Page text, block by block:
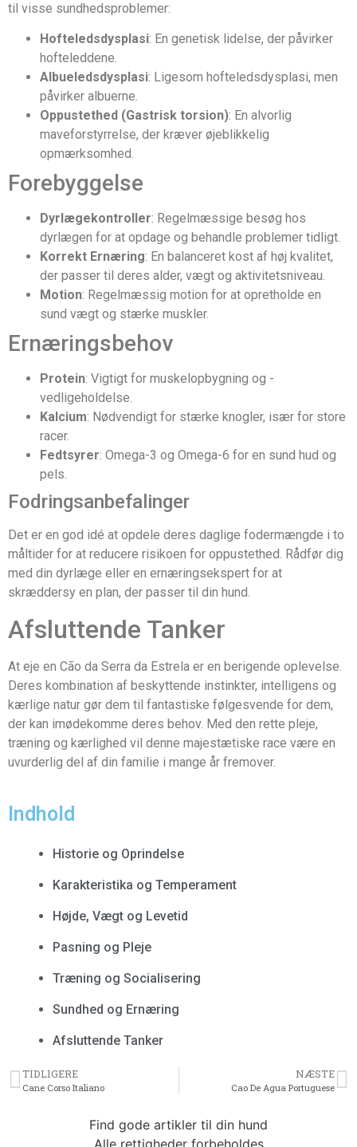
til visse sundhedsproblemer:
Hofteledsdysplasi: En genetisk lidelse, der påvirker
hofteleddene.
Albueledsdysplasi: Ligesom hofteledsdysplasi, men
påvirker albuerne.
Oppustethed (Gastrisk torsion): En alvorlig
maveforstyrrelse, der kræver øjeblikkelig
opmærksomhed.
Forebyggelse
Dyrlægekontroller: Regelmæssige besøg hos
dyrlægen for at opdage og behandle problemer tidligt.
Korrekt Ernæring: En balanceret kost af høj kvalitet,
der passer til deres alder, vægt og aktivitetsniveau.
Motion: Regelmæssig motion for at opretholde en
sund vægt og stærke muskler.
Ernæringsbehov
Protein: Vigtigt for muskelopbygning og -
vedligeholdelse.
Kalcium: Nødvendigt for stærke knogler, især for store
racer.
Fedtsyrer: Omega-3 og Omega-6 for en sund hud og
pels.
Fodringsanbefalinger
Det er en god idé at opdele deres daglige fodermængde i to
måltider for at reducere risikoen for oppustethed. Rådfør dig
med din dyrlæge eller en ernæringsekspert for at
skræddersy en plan, der passer til din hund.
Afsluttende Tanker
At eje en Cão da Serra da Estrela er en berigende oplevelse.
Deres kombination af beskyttende instinkter, intelligens og
kærlige natur gør dem til fantastiske følgesvende for dem,
der kan imødekomme deres behov. Med den rette pleje,
træning og kærlighed vil denne majestætiske race være en
uvurderlig del af din familie i mange år fremover.
Indhold
Historie og Oprindelse
Karakteristika og Temperament
Højde, Vægt og Levetid
Pasning og Pleje
Træning og Socialisering
Sundhed og Ernæring
Afsluttende Tanker
TIDLIGERE
Cane Corso Italiano
NÆSTE
Cao De Agua Portuguese
Find gode artikler til din hund